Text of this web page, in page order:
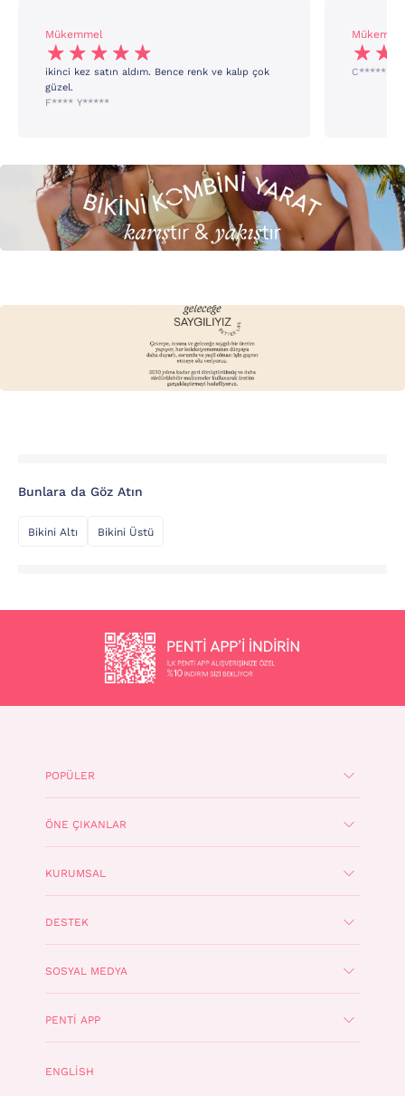
Mükemmel
ikinci kez satın aldım. Bence renk ve kalıp çok
güzel.
F**** Y*****
C*****
Bunlara da Göz Atın
Bikini Altı Bikini Üstü
POPÜLER
ÖNE ÇIKANLAR
KURUMSAL
DESTEK
SOSYAL MEDYA
PENTI APP
ENGLISH